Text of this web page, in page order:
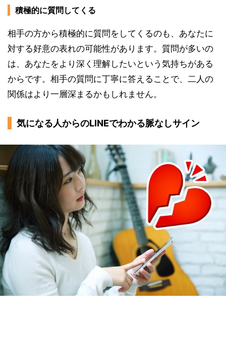
積極的に質問してくる
相手の方から積極的に質問をしてくるのも、あなたに
対する好意の表れの可能性があります。質問が多いの
は、あなたをより深く理解したいという気持ちがある
からです。相手の質問に丁寧に答えることで、二人の
関係はより一層深まるかもしれません。
気になる人からのLINEでわかる脈なしサイン